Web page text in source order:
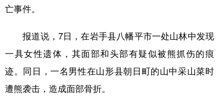
文化
访谈 视频 图片 政务
法律 中央文件 金融 汽车
食品 人居 信息化 数字经济
学术中国 乡村振兴
亡事件。
报道说，7日，在岩手县八幡平市一处山林中发现
一具女性遗体，其面部和头部有疑似被熊抓伤的痕
迹。同日，一名男性在山形县朝日町的山中采山菜时
遭熊袭击，造成面部骨折。